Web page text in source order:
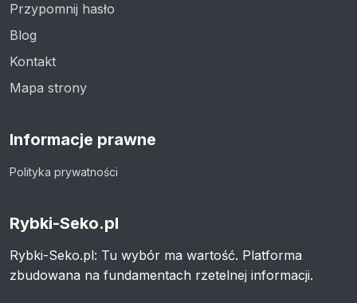
Przypomnij hasło
Blog
Kontakt
Mapa strony
Informacje prawne
Polityka prywatności
Rybki-Seko.pl
Rybki-Seko.pl: Tu wybór ma wartość. Platforma
zbudowana na fundamentach rzetelnej informacji.